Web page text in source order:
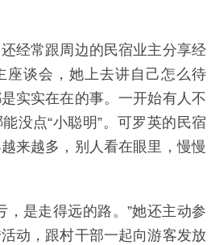
经常跟周边的民宿业主分享经
座谈会，她上去讲自己怎么待
实实在在的事。一开始有人不
没点“小聪明”。可罗英的民宿
来越多，别人看在眼里，慢慢
，是走得远的路。”她还主动参
动，跟村干部一起向游客发放